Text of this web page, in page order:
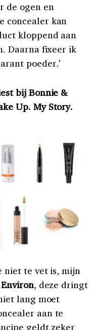
de ogen en
concealer kan
kloppend aan
Daarna fixeer ik
poeder.’
bij Bonnie &
Up. My Story.
niet te vet is, mijn
, deze dringt
lang moet
aan te
geldt zeker